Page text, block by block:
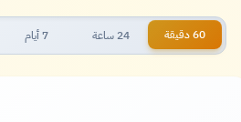
60 دقيقة 24 ساعة 7 أيام